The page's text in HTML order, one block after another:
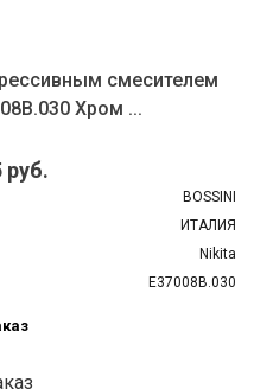
смесителем
Хром ...
руб.
BOSSINI
ИТАЛИЯ
Nikita
E37008B.030